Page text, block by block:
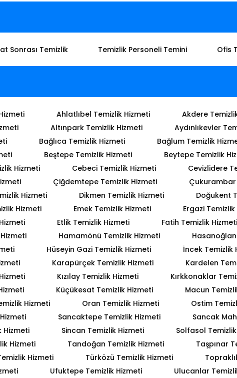
Sonrası Temizlik Temizlik Personeli Temini Ofis
Ahlatlıbel Temizlik Hizmeti Akdere
Altınpark Temizlik Hizmeti
Aydınlıkevler
Bağlıca Temizlik Hizmeti Bağlum Temizlik
Beştepe Temizlik Hizmeti Beytepe Temizlik
Hizmeti Cebeci Temizlik Hizmeti
Cevizlidere
Çiğdemtepe Temizlik Hizmeti
Çukurambar
Hizmeti Dikmen Temizlik Hizmeti
Doğukent
Hizmeti Emek Temizlik Hizmeti Ergazi
Etlik Temizlik Hizmeti Fatih Temizlik Hizmeti
Hamamönü Temizlik Hizmeti
Hüseyin Gazi Temizlik Hizmeti İncek Temizlik
Karapürçek Temizlik Hizmeti
Kardelen
Kızılay Temizlik Hizmeti Kırkkonaklar
Küçükesat Temizlik Hizmeti Macun
Hizmeti Oran Temizlik Hizmeti Ostim
Sancaktepe Temizlik Hizmeti
Sancak
Hizmeti Sincan Temizlik Hizmeti
Solfasol
Hizmeti Tandoğan Temizlik Hizmeti
Taşpınar
Hizmeti Türközü Temizlik Hizmeti
Ufuktepe Temizlik Hizmeti Ulucanlar